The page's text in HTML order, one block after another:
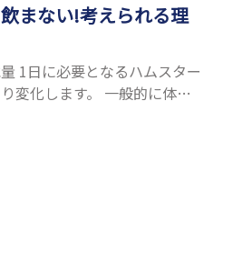
まない!考えられる理
1日に必要となるハムスター
変化します。 一般的に体重